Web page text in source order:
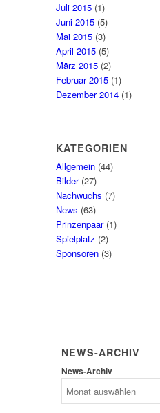
Juli 2015 (1)
Juni 2015 (5)
Mai 2015 (3)
April 2015 (5)
März 2015 (2)
Februar 2015 (1)
Dezember 2014 (1)
KATEGORIEN
Allgemein (44)
Bilder(27)
Nachwuchs (7)
News (63)
Prinzenpaar(1)
Spielplatz (2)
Sponsoren (3)
NEWS-ARCHIV
News-Archiv